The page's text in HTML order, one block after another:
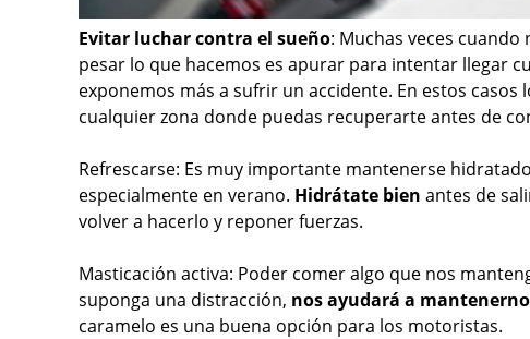
Evitar luchar contra el sueño: Muchas veces
pesar lo que hacemos es apurar para intentar llegar
exponemos más a sufrir un accidente. En estos casos
cualquier zona donde puedas recuperarte antes de
Refrescarse: Es muy importante mantenerse
especialmente en verano. Hidrátate bien antes de
volver a hacerlo y reponer fuerzas.
Masticación activa: Poder comer algo que nos
suponga una distracción, nos ayudará a
caramelo es una buena opción para los motoristas.